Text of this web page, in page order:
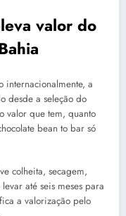
valor do
internacionalmente, a
desde a seleção do
valor que tem, quanto
bean to bar só
colheita, secagem,
até seis meses para
a valorização pelo